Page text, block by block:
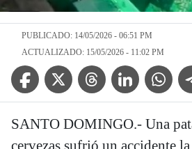
PUBLICADO: 14/05/2026 - 06:51 PM
ACTUALIZADO: 15/05/2026 - 11:02 PM
Facebook IconTwitter IconThreads IconLinkedin Icon
WhatsApp
SANTO DOMINGO.- Una
cervezas sufrió un accidente la